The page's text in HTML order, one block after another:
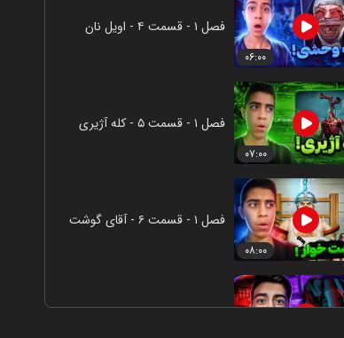
۰۶:۰۰
فصل ۱ - قسمت ۴ - اویل نان
۰۷:۰۰
فصل ۱ - قسمت ۵ - کله آژیری
۰۸:۰۰
فصل ۱ - قسمت ۶ - آقای گوشت